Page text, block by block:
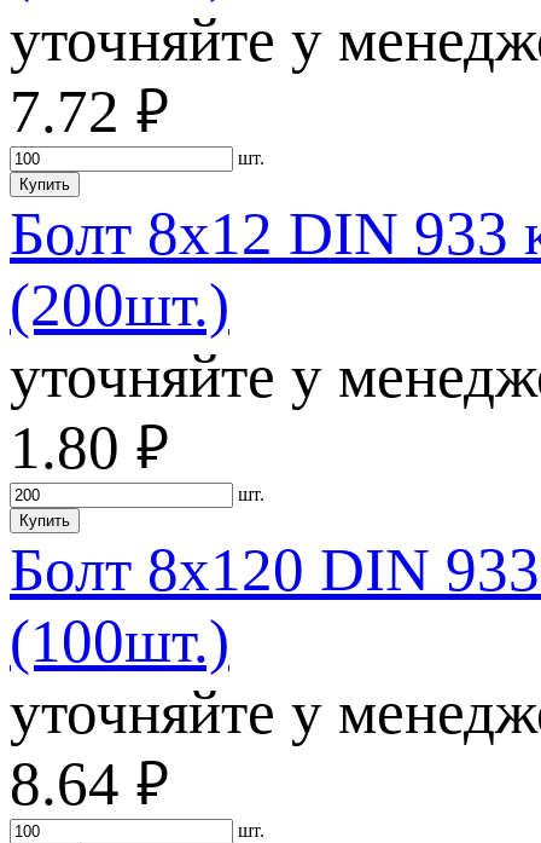
уточняйте у
7.72 руб.
шт.
Купить
Болт 8х12 DIN 933
(200шт.)
уточняйте у
1.80 руб.
шт.
Купить
Болт 8х120 DIN
(100шт.)
уточняйте у
8.64 руб.
шт.